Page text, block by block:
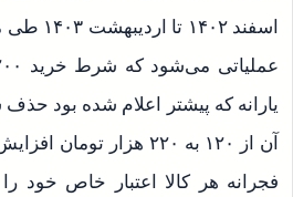
یارانه که پیشتر اعلام شده بود
آن از ۱۲۰ به ۲۲۰ هزار
فجرانه هر کالا اعتبار خاص خود